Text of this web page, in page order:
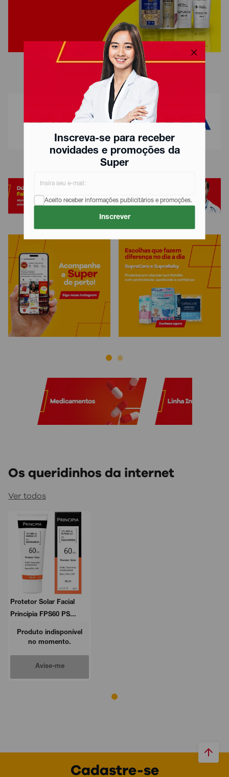
Inscreva-se para receber
novidades e promoções da
Super
Aceito receber informações publicitários e promoções.
Inscrever
Os queridinhos da internet
Ver todos
Protetor Solar Facial
Principia FPS60 PS...
Produto indisponível
no momento.
Avise-me
Cadastre-se